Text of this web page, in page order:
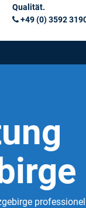
Qualität.
+49 (0) 3592